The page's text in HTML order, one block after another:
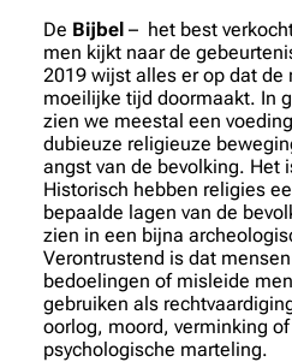
De Bijbel – het best
men kijkt naar de
2019 wijst alles er op dat de
moeilijke tijd doormaakt. In
zien we meestal een
dubieuze religieuze
angst van de bevolking. Het
Historisch hebben religies
bepaalde lagen van de
zien in een bijna
Verontrustend is dat
bedoelingen of misleide
gebruiken als
oorlog, moord, verminking
psychologische marteling.